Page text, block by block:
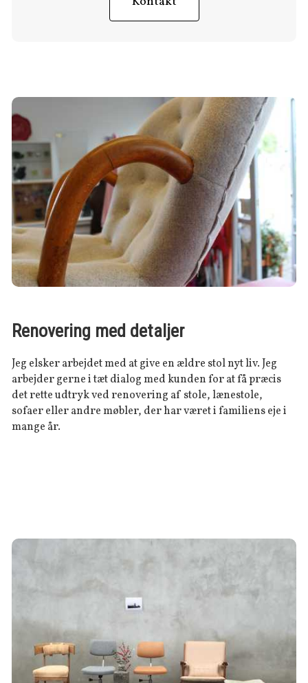
Renovering med detaljer
Jeg elsker arbejdet med at give en ældre stol nyt liv. Jeg
arbejder gerne i tæt dialog med kunden for at få præcis
det rette udtryk ved renovering af stole, lænestole,
sofaer eller andre møbler, der har været i familiens eje i
mange år.